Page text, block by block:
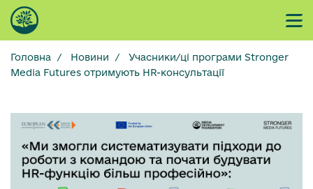
Головна / Новини /
Учасники/ці програми Stronger
Media Futures отримують HR-консультації